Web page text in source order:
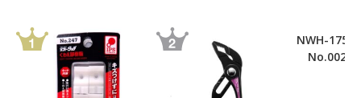
NWH-175
No.002